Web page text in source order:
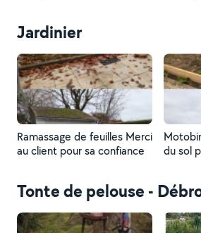
Jardinier
Ramassage de feuilles Merci
au client pour sa confiance
du sol
Tonte de pelouse -